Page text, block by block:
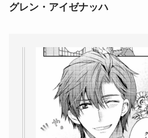
グレン・アイゼナッハ